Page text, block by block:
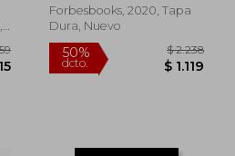
Inglés)
Forbesbooks, 2020, Tapa
Dura, Nuevo